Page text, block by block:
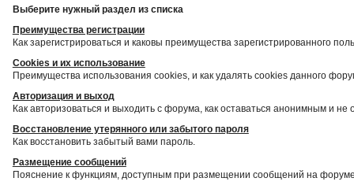
Выберите нужный раздел из списка
Преимущества регистрации
Как зарегистрироваться и каковы преимущества зарегистрированного
Cookies и их использование
Преимущества использования cookies, и как удалять cookies данного
Авторизация и выход
Как авторизоваться и выходить с форума, как оставаться анонимным и
Восстановление утерянного или забытого пароля
Как восстановить забытый вами пароль.
Размещение сообщений
Пояснение к функциям, доступным при размещении сообщений на